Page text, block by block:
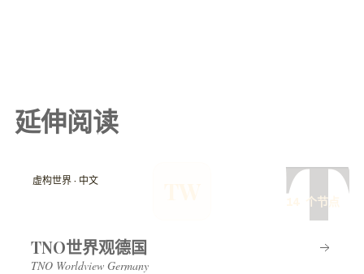
延伸阅读
T
虚构世界 · 中文
14 个节点
TNO世界观德国
TNO Worldview Germany